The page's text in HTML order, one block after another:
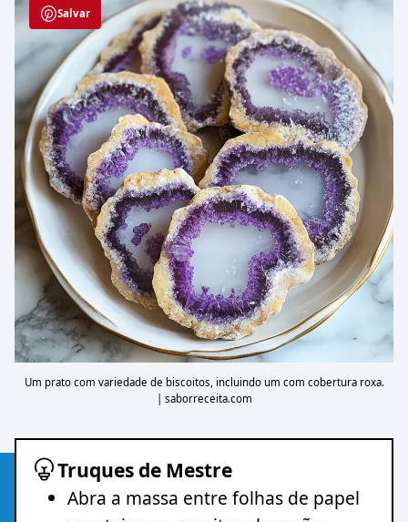
Salvar
Um prato com variedade de biscoitos, incluindo um com cobertura roxa.
| saborreceita.com
Truques de Mestre
Abra a massa entre folhas de papel